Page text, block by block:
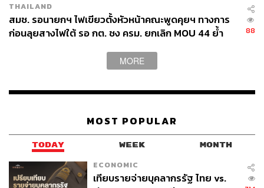
THAILAND
สมช. รอนายกฯ ไฟเขียวตั้งหัวหน้าคณะพูดคุยฯ ทางการ
ก่อนลุยสางไฟใต้ รอ กต. ชง ครม. ยกเลิก MOU 44 ย้ำ
88
MORE
MOST POPULAR
TODAY WEEK MONTH
ECONOMIC
เทียบรายจ่ายบุคลากรรัฐ ไทย vs.